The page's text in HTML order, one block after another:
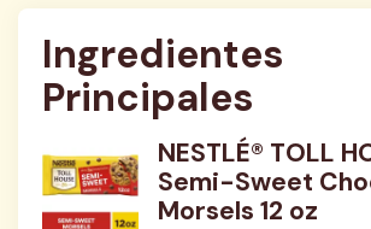
Ingredientes
Principales
NESTLÉ® TOLL
Semi-Sweet
Morsels 12 oz